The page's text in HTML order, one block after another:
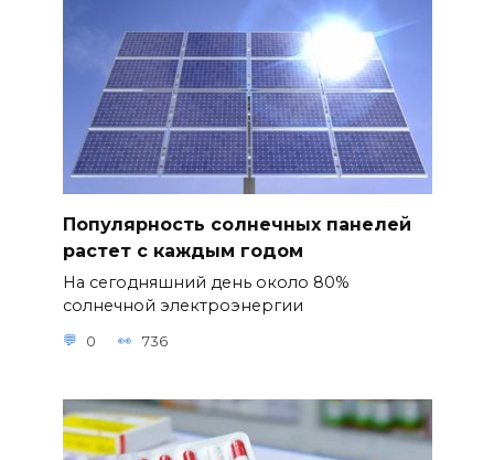
Популярность солнечных панелей
растет с каждым годом
На сегодняшний день около 80%
солнечной электроэнергии
0 736